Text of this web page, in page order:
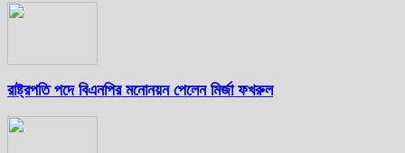
রাষ্ট্রপতি পদে বিএনপির মনোনয়ন পেলেন মির্জা ফখরুল